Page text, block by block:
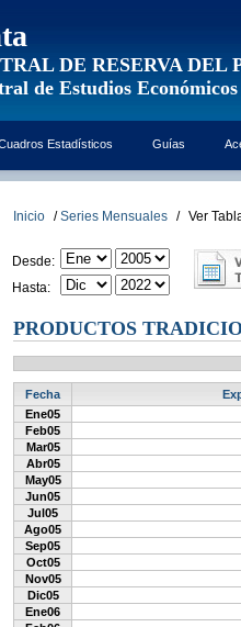
DE RESERVA DEL
de Estudios Económicos
Estadísticos Guías
Inicio / Series Mensuales / Ver
Desde:
Hasta:
PRODUCTOS
Fecha
Ene05
Feb05
Mar05
Abr05
May05
Jun05
Jul05
Ago05
Sep05
Oct05
Nov05
Dic05
Ene06